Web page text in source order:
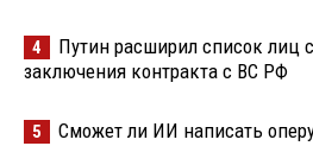
4
Путин расширил список лиц
заключения контракта с ВС РФ
5 Сможет ли ИИ написать